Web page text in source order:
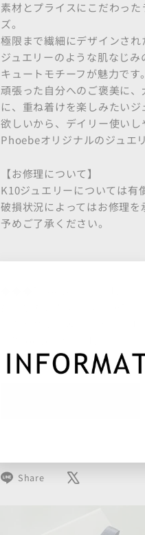
素材とプライスにこだわっ
ズ。
極限まで繊細にデザインさ
ジュエリーのような肌なじ
キュートモチーフが魅力です。
頑張った自分へのご褒美に
に、重ね着けを楽しみたい
欲しいから、デイリー使いし
Phoebeオリジナルのジュエ
【お修理について】
K10ジュエリーについては有
破損状況によってはお修理を
予めご了承ください。
Share
Share